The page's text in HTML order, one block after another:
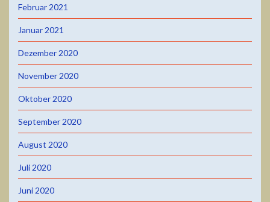
Februar 2021
Januar 2021
Dezember 2020
November 2020
Oktober 2020
September 2020
August 2020
Juli 2020
Juni 2020